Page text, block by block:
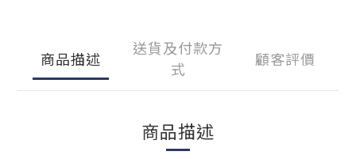
商品描述
送貨及付款方
式
顧客評價
商品描述